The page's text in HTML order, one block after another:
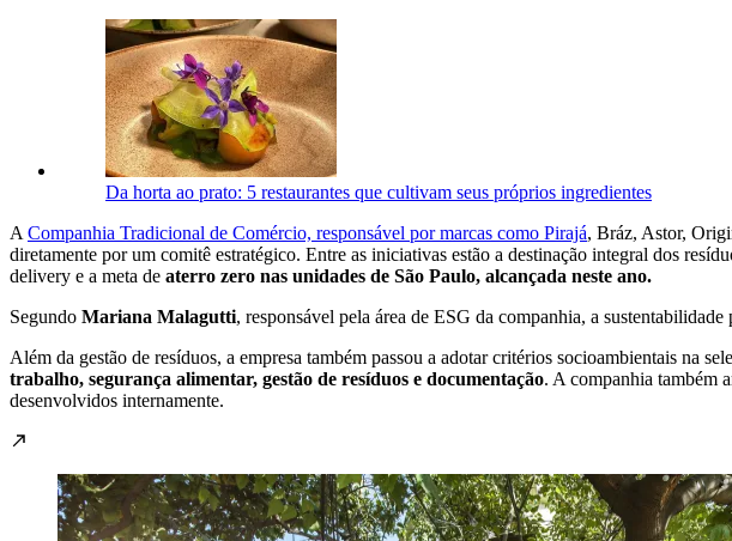
Da horta ao prato: 5 restaurantes que cultivam seus próprios ingredientes
A Companhia Tradicional de Comércio, responsável por marcas como Pirajá, Bráz, Astor,
diretamente por um comitê estratégico. Entre as iniciativas estão a destinação integral dos
delivery e a meta de aterro zero nas unidades de São Paulo, alcançada neste ano.
Segundo Mariana Malagutti, responsável pela área de ESG da companhia, a
Além da gestão de resíduos, a empresa também passou a adotar critérios socioambientais na
trabalho, segurança alimentar, gestão de resíduos e documentação. A companhia também
desenvolvidos internamente.